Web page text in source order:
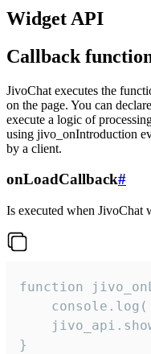
Widget API
Callback
JivoChat executes the
on the page. You can
execute a logic of
using jivo_onIntroduction
by a client.
onLoadCallback#
Is executed when JivoChat
function
}